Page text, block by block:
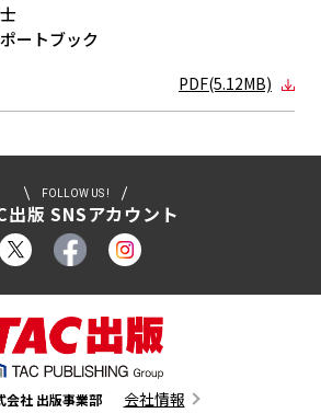
ートブック
PDF(5.12MB)
FOLLOW US !
出版 SNSアカウント
会社 出版事業部 会社情報